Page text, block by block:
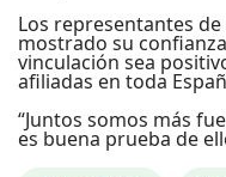
Los representantes
mostrado su
vinculación sea
afiliadas en toda
“Juntos somos más
es buena prueba de